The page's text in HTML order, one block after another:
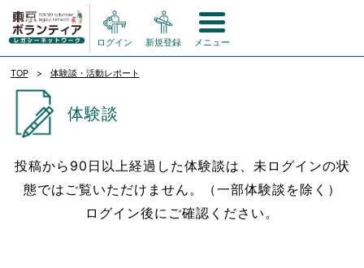
ログイン 新規登録 メニュー
TOP 体験談・活動レポート
体験談
投稿から90日以上経過した体験談は、未ログインの状
態ではご覧いただけません。（一部体験談を除く）
ログイン後にご確認ください。